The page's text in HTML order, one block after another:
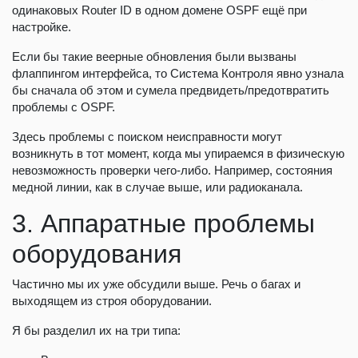
одинаковых Router ID в одном домене OSPF ещё при
настройке.
Если бы такие веерные обновления были вызваны
флаппингом интерфейса, то Система Контроля явно узнала
бы сначала об этом и сумела предвидеть/предотвратить
проблемы с OSPF.
Здесь проблемы с поиском неисправности могут
возникнуть в тот момент, когда мы упираемся в физическую
невозможность проверки чего-либо. Например, состояния
медной линии, как в случае выше, или радиоканала.
3. Аппаратные проблемы
оборудования
Частично мы их уже обсудили выше. Речь о багах и
выходящем из строя оборудовании.
Я бы разделил их на три типа: